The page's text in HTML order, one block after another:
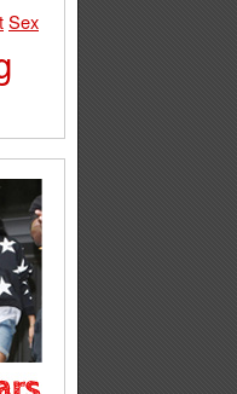
Sex